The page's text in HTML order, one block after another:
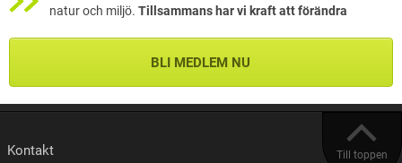
natur och miljö. Tillsammans har vi kraft att förändra
BLI MEDLEM NU
Till toppen
Kontakt